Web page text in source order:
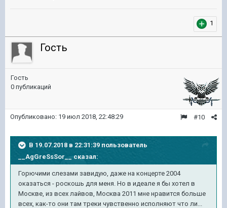
1
Гость
Гость
0 публикаций
#10
Опубликовано: 19 июл 2018, 22:48:29
В 19.07.2018 в 22:31:39 пользователь
__AgGreSsSor__сказал:
Горючими слезами завидую, даже на концерте 2004
оказаться - роскошь для меня. Но в идеале я бы хотел в
Москве, из всех лайвов, Москва 2011 мне нравится больше
всех, как-то они там треки чувственно исполняют что ли...